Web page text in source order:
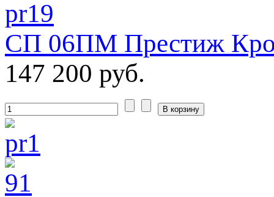
СП 06ПМ Престиж
147 200 руб.